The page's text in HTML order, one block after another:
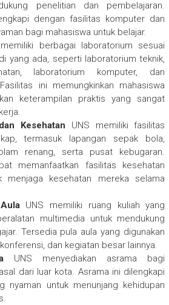
penelitian dan pembelajaran.
dengan fasilitas komputer dan
bagi mahasiswa untuk belajar.
berbagai laboratorium sesuai
yang ada, seperti laboratorium teknik,
laboratorium komputer, dan
ini memungkinkan mahasiswa
keterampilan praktis yang sangat
Kesehatan UNS memiliki fasilitas
termasuk lapangan sepak bola,
renang, serta pusat kebugaran.
memanfaatkan fasilitas kesehatan
menjaga kesehatan mereka selama
UNS memiliki ruang kuliah yang
multimedia untuk mendukung
Tersedia pula aula yang digunakan
dan kegiatan besar lainnya.
UNS menyediakan asrama bagi
dari luar kota. Asrama ini dilengkapi
nyaman untuk menunjang kehidupan